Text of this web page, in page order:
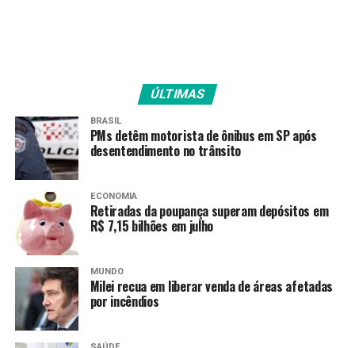
GDF oferece 600 vagas para castração gratuita de cães
e gatos no Recanto das Emas
RECENTES
GDF muda regras para transferência de créditos de
ICMS sobre diesel do transporte público
ÚLTIMAS
BRASIL
PMs detêm motorista de ônibus em SP após
desentendimento no trânsito
ECONOMIA
Retiradas da poupança superam depósitos em
R$ 7,15 bilhões em julho
MUNDO
Milei recua em liberar venda de áreas afetadas
por incêndios